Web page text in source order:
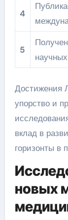
4
5
Достижения
упорство и
вклад в
горизонты в
новых